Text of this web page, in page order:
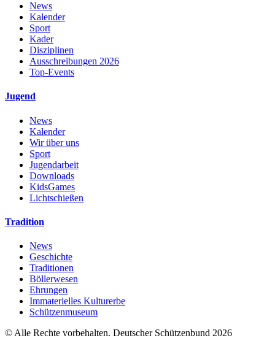
News
Kalender
Sport
Kader
Disziplinen
Ausschreibungen 2026
Top-Events
Jugend
News
Kalender
Wir über uns
Sport
Jugendarbeit
Downloads
KidsGames
Lichtschießen
Tradition
News
Geschichte
Traditionen
Böllerwesen
Ehrungen
Immaterielles Kulturerbe
Schützenmuseum
© Alle Rechte vorbehalten. Deutscher Schützenbund 2026